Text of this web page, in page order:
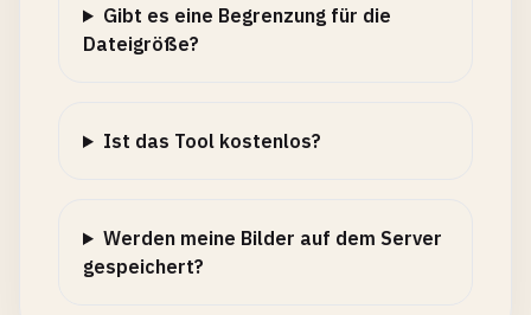
Gibt es eine Begrenzung für die
Dateigröße?
Ist das Tool kostenlos?
Werden meine Bilder auf dem Server
gespeichert?